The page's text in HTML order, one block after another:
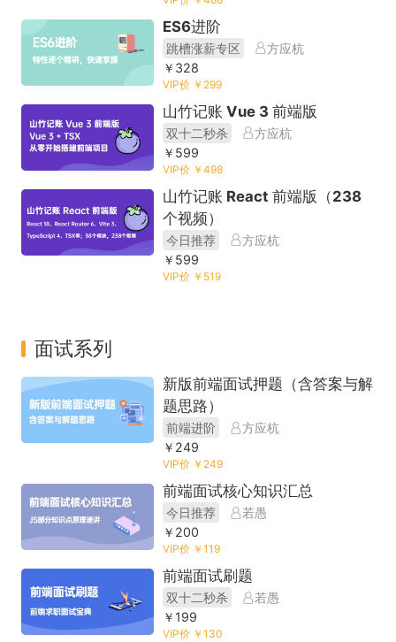
ES6进阶
跳槽涨薪专区
方应杭
￥328
VIP价 ￥299
山竹记账 Vue 3 前端版
双十二秒杀
方应杭
￥599
VIP价 ￥498
山竹记账 React 前端版（238
个视频）
今日推荐
方应杭
￥599
VIP价 ￥519
面试系列
新版前端面试押题（含答案与解
题思路）
前端进阶
方应杭
￥249
VIP价 ￥249
前端面试核心知识汇总
今日推荐
若愚
￥200
VIP价 ￥119
前端面试刷题
双十二秒杀
若愚
￥199
VIP价 ￥130